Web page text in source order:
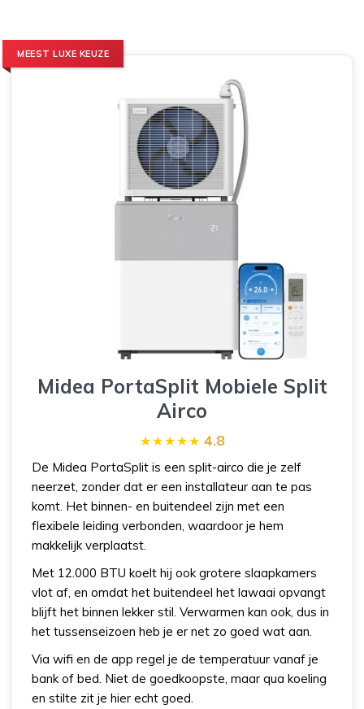
MEEST LUXE KEUZE
Midea PortaSplit Mobiele Split
Airco
4.8
De Midea PortaSplit is een split-airco die je zelf
neerzet, zonder dat er een installateur aan te pas
komt. Het binnen- en buitendeel zijn met een
flexibele leiding verbonden, waardoor je hem
makkelijk verplaatst.
Met 12.000 BTU koelt hij ook grotere slaapkamers
vlot af, en omdat het buitendeel het lawaai opvangt
blijft het binnen lekker stil. Verwarmen kan ook, dus in
het tussenseizoen heb je er net zo goed wat aan.
Via wifi en de app regel je de temperatuur vanaf je
bank of bed. Niet de goedkoopste, maar qua koeling
en stilte zit je hier echt goed.